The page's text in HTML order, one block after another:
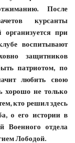
После
курсанты
при
воспитывают
защитников
патриотом, по
любить свою
хорошо не только
кто решил здесь
о его истории в
Военного отдела
Лободой.